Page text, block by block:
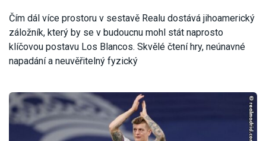
Čím dál více prostoru v sestavě Realu dostává jihoamerický
záložník, který by se v budoucnu mohl stát naprosto
klíčovou postavu Los Blancos. Skvělé čtení hry, neúnavné
napadání a neuvěřitelný fyzický